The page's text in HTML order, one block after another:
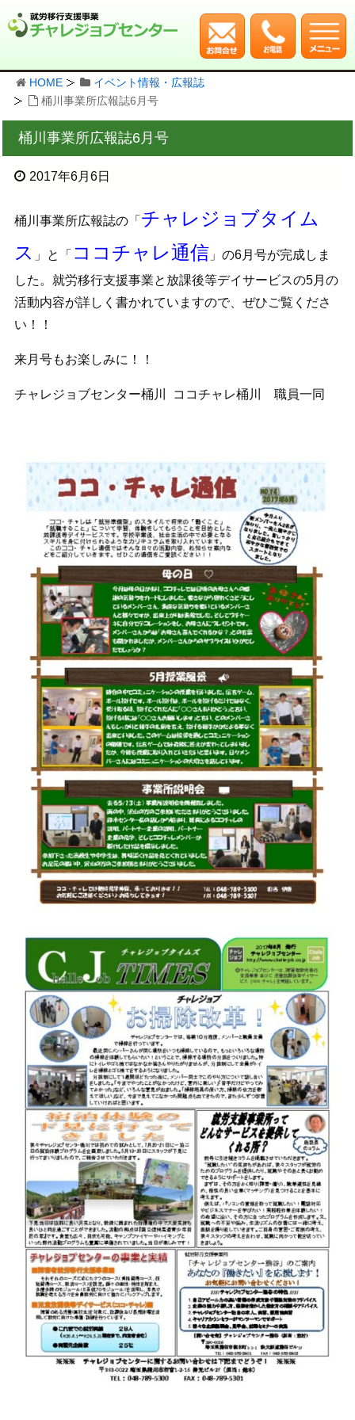
HOME
イベント情報・広報誌
桶川事業所広報誌6月号
桶川事業所広報誌6月号
2017年6月6日
桶川事業所広報誌の「 チャレジョブタイム
ス 」と「 ココチャレ通信 」の6月号が完成しま
した。就労移行支援事業と放課後等デイサービスの5月の
活動内容が詳しく書かれていますので、ぜひご覧くださ
い！！
来月号もお楽しみに！！
チャレジョブセンター桶川 ココチャレ桶川 職員一同